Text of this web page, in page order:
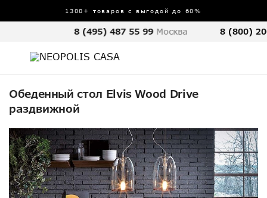
1300+ товаров с выгодой до 60%
8 (495) 487 55 99 Москва 8 (800)
Обеденный стол Elvis Wood Drive
раздвижной